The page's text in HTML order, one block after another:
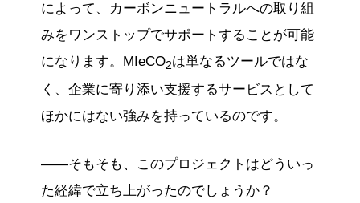
によって、カーボンニュートラルへの取り組
みをワンストップでサポートすることが可能
になります。MIeCO2は単なるツールではな
く、企業に寄り添い支援するサービスとして
ほかにはない強みを持っているのです。
——そもそも、このプロジェクトはどういっ
た経緯で立ち上がったのでしょうか？